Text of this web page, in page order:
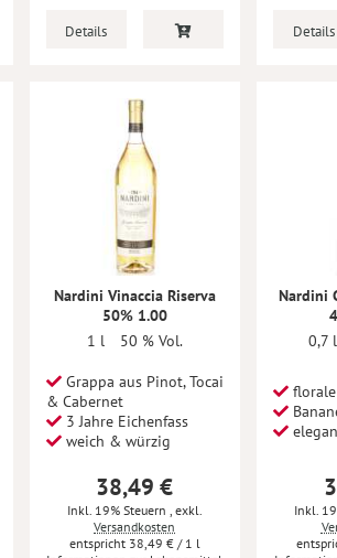
Details Details
Nardini Vinaccia Riserva
50% 1.00
1 l
50 % Vol.
Grappa aus Pinot, Tocai
& Cabernet
3 Jahre Eichenfass
weich & würzig
38,49 €
Inkl. 19% Steuern , exkl.
Versandkosten
38,49 €/ 1 l
Nardini
0,7 l
Inkl.